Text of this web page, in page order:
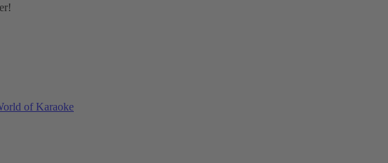
of Karaoke